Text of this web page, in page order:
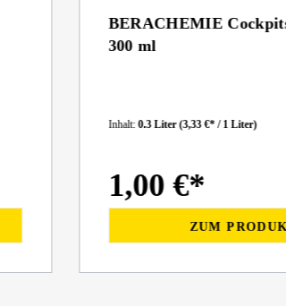
BERACHEMIE
300 ml
Inhalt:0.3 Liter(3,33 €* / 1 Liter)
1,00 €*
ZUM